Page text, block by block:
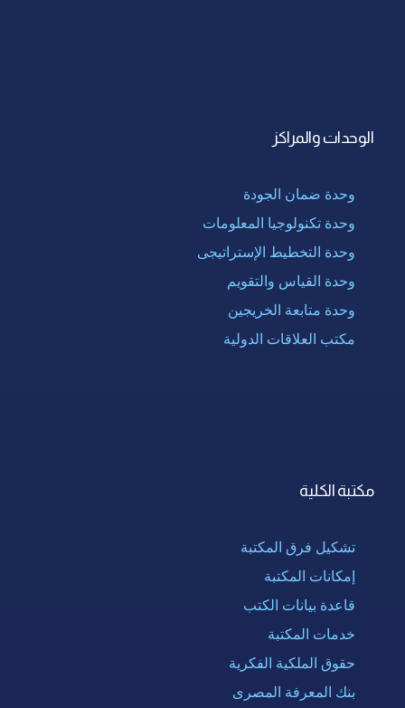
الوحدات والمراكز
وحدة ضمان الجودة
وحدة تكنولوجيا المعلومات
وحدة التخطيط الإستراتيجى
وحدة القياس والتقويم
وحدة متابعة الخريجين
مكتب العلاقات الدولية
مكتبة الكلية
تشكيل فرق المكتبة
إمكانات المكتبة
قاعدة بيانات الكتب
خدمات المكتبة
حقوق الملكية الفكرية
بنك المعرفة المصرى